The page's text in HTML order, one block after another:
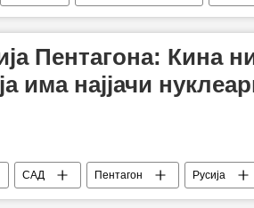
Пентагона: Кина
има најјачи
САД Пентагон Русија